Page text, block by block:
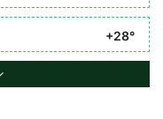
+28°